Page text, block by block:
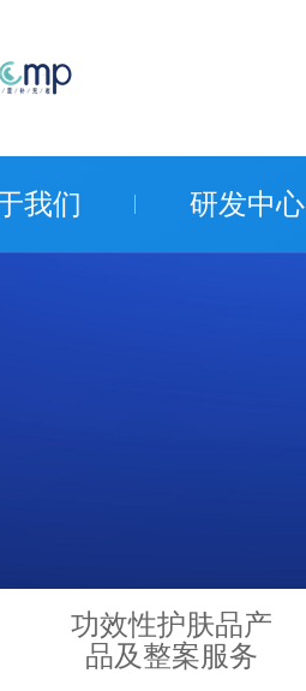
我们 研发中心
功效性护肤品产
品及整案服务